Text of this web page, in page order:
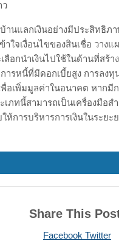
ว
านแลกเงินอย่างมีประสิทธิภา
าใจเงื่อนไขของสินเชื่อ วางแ
ลือกนำเงินไปใช้ในด้านที่สร้า
ารหนี้ที่มีดอกเบี้ยสูง การลงทุ
อเพิ่มมูลค่าในอนาคต หากมีก
เภทนี้สามารถเป็นเครื่องมือส
ห้การบริหารการเงินในระย
Share This
Facebook Twitter